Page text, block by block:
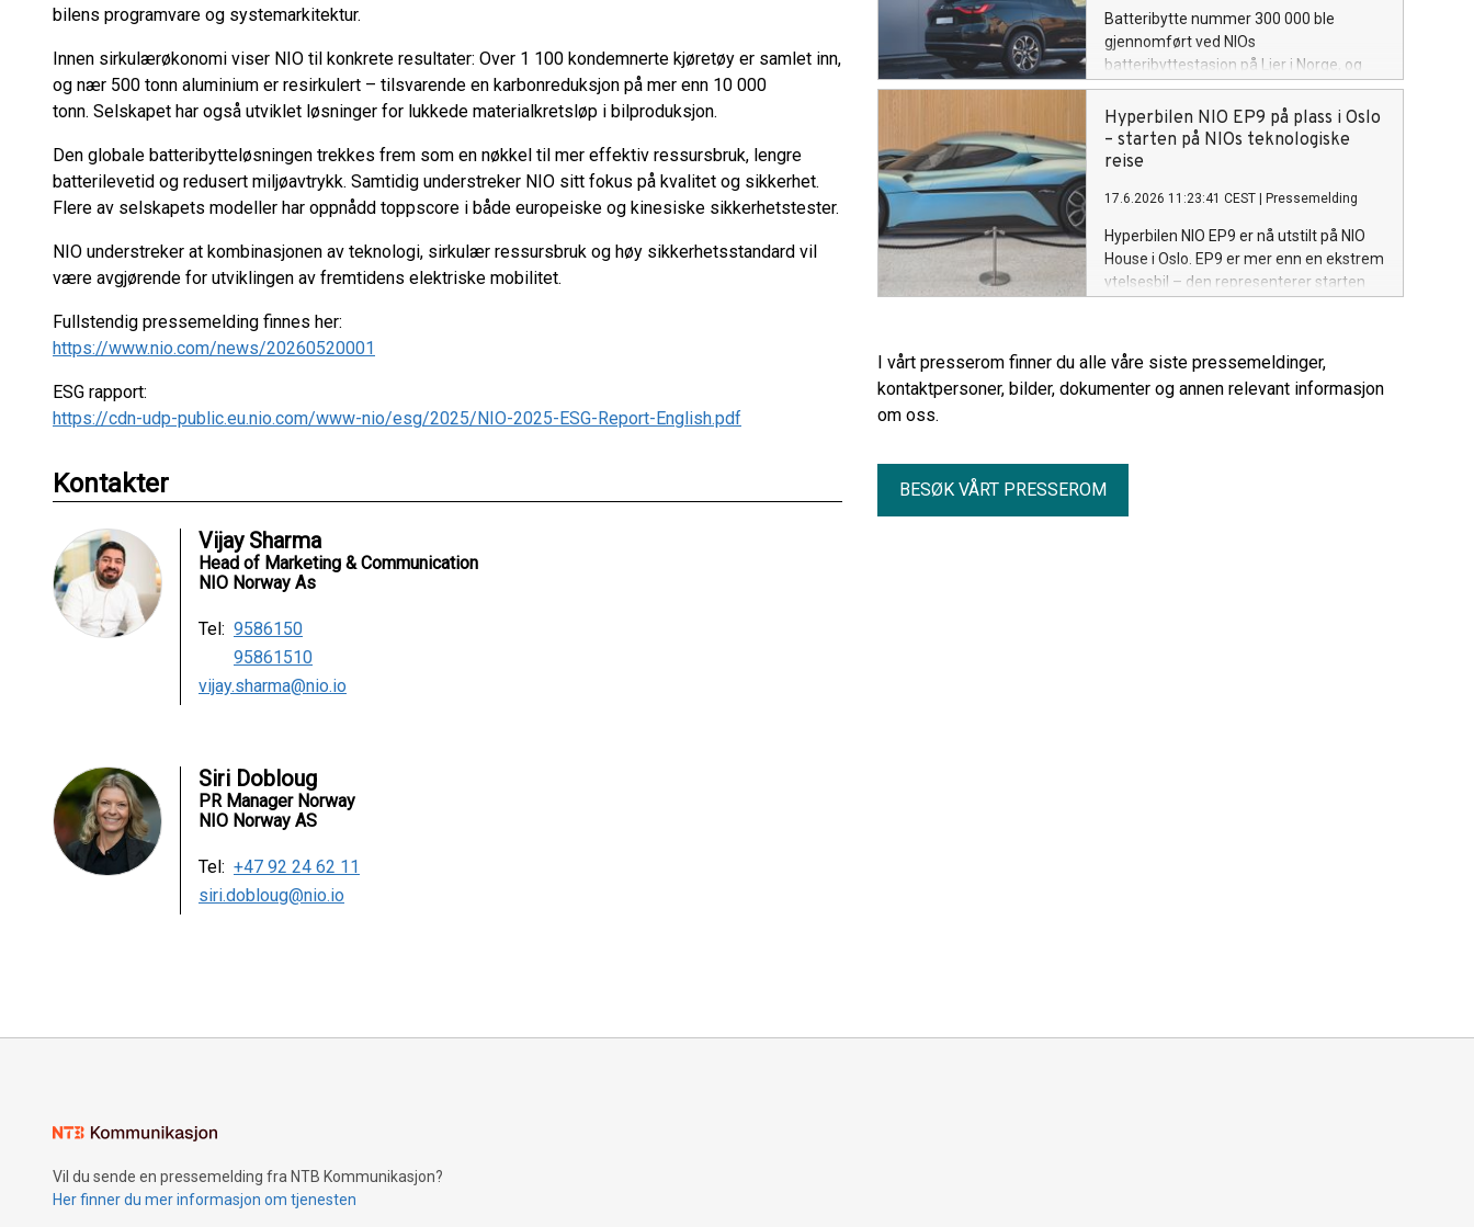
bilens programvare og systemarkitektur.
Innen sirkulærøkonomi viser NIO til konkrete resultater: Over 1 100 kondemnerte kjøretøy er samlet inn,
og nær 500 tonn aluminium er resirkulert – tilsvarende en karbonreduksjon på mer enn 10 000
tonn. Selskapet har også utviklet løsninger for lukkede materialkretsløp i bilproduksjon.
Den globale batteribytteløsningen trekkes frem som en nøkkel til mer effektiv ressursbruk, lengre
batterilevetid og redusert miljøavtrykk. Samtidig understreker NIO sitt fokus på kvalitet og sikkerhet.
Flere av selskapets modeller har oppnådd toppscore i både europeiske og kinesiske sikkerhetstester.
NIO understreker at kombinasjonen av teknologi, sirkulær ressursbruk og høy sikkerhetsstandard vil
være avgjørende for utviklingen av fremtidens elektriske mobilitet.
Fullstendig pressemelding finnes her:
https://www.nio.com/news/20260520001
ESG rapport:
https://cdn-udp-public.eu.nio.com/www-nio/esg/2025/NIO-2025-ESG-Report-English.pdf
Kontakter
Vijay Sharma
Head of Marketing & Communication
NIO Norway As
Tel: 9586150
95861510
vijay.sharma@nio.io
Siri Dobloug
PR Manager Norway
NIO Norway AS
Tel: +47 92 24 62 11
siri.dobloug@nio.io
Batteribytte nummer 300 000 ble
gjennomført ved NIOs
batteribyttestasjon på Lier i Norge, og
markerer en viktig milepæl for
selskapets energiinfrastruktur og det
voksende fellesskapet av NIO-brukere i
Europa.
Hyperbilen NIO EP9 på plass i Oslo
– starten på NIOs teknologiske
reise
17.6.2026 11:23:41 CEST Pressemelding
Hyperbilen NIO EP9 er nå utstilt på NIO
House i Oslo. EP9 er mer enn en ekstrem
ytelsesbil – den representerer starten
elbiler.
I vårt presserom finner du alle våre siste pressemeldinger,
kontaktpersoner, bilder, dokumenter og annen relevant informasjon
om oss.
BESØK VÅRT PRESSEROM
Vil du sende en pressemelding fra NTB Kommunikasjon?
Her finner du mer informasjon om tjenesten